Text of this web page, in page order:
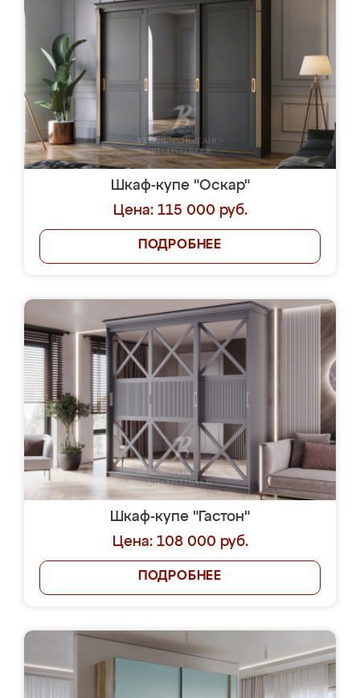
Шкаф-купе "Оскар"
Цена: 115 000 руб.
ПОДРОБНЕЕ
Шкаф-купе "Гастон"
Цена: 108 000 руб.
ПОДРОБНЕЕ